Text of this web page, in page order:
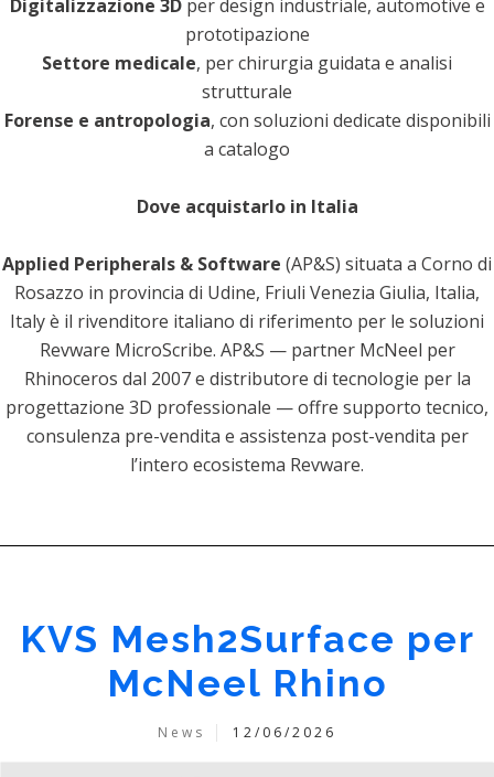
Digitalizzazione 3Dper design industriale, automotive e
prototipazione
Settore medicale, per chirurgia guidata e analisi
strutturale
Forense e antropologia, con soluzioni dedicate disponibili
a catalogo
Dove acquistarlo in Italia
Applied Peripherals & Software (AP&S) situata a Corno di
Rosazzo in provincia di Udine, Friuli Venezia Giulia, Italia,
Italy è il rivenditore italiano di riferimento per le soluzioni
Revware MicroScribe. AP&S — partner McNeel per
Rhinoceros dal 2007 e distributore di tecnologie per la
progettazione 3D professionale — offre supporto tecnico,
consulenza pre-vendita e assistenza post-vendita per
l’intero ecosistema Revware.
KVS Mesh2Surface per
McNeel Rhino
News 12/06/2026